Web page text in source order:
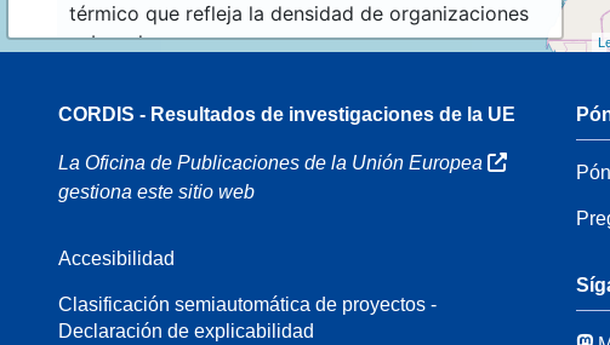
térmico que refleja la densidad de organizaciones
sobre el mapa.
CORDIS - Resultados de investigaciones de la UE
La Oficina de Publicaciones de la Unión Europea
gestiona este sitio web
Accesibilidad
Clasificación semiautomática de proyectos -
Declaración de explicabilidad